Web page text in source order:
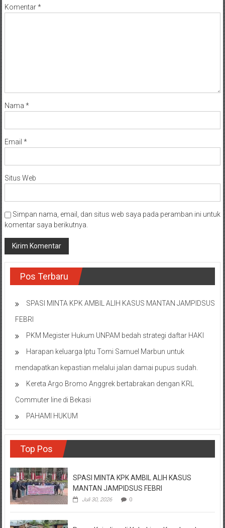
Komentar*
Nama *
Email *
Situs Web
Simpan nama, email, dan situs web saya pada peramban ini untuk
komentar saya berikutnya.
Pos Terbaru
SPASI MINTA KPK AMBIL ALIH KASUS MANTAN JAMPIDSUS
FEBRI
PKM Megister Hukum UNPAM bedah strategi daftar HAKI
Harapan keluarga Iptu Tomi Samuel Marbun untuk
mendapatkan kepastian melalui jalan damai pupus sudah.
Kereta Argo Bromo Anggrek bertabrakan dengan KRL
Commuter line di Bekasi
PAHAMI HUKUM
Top Pos
SPASI MINTA KPK AMBIL ALIH KASUS
MANTAN JAMPIDSUS FEBRI
Juli 30, 2026 0